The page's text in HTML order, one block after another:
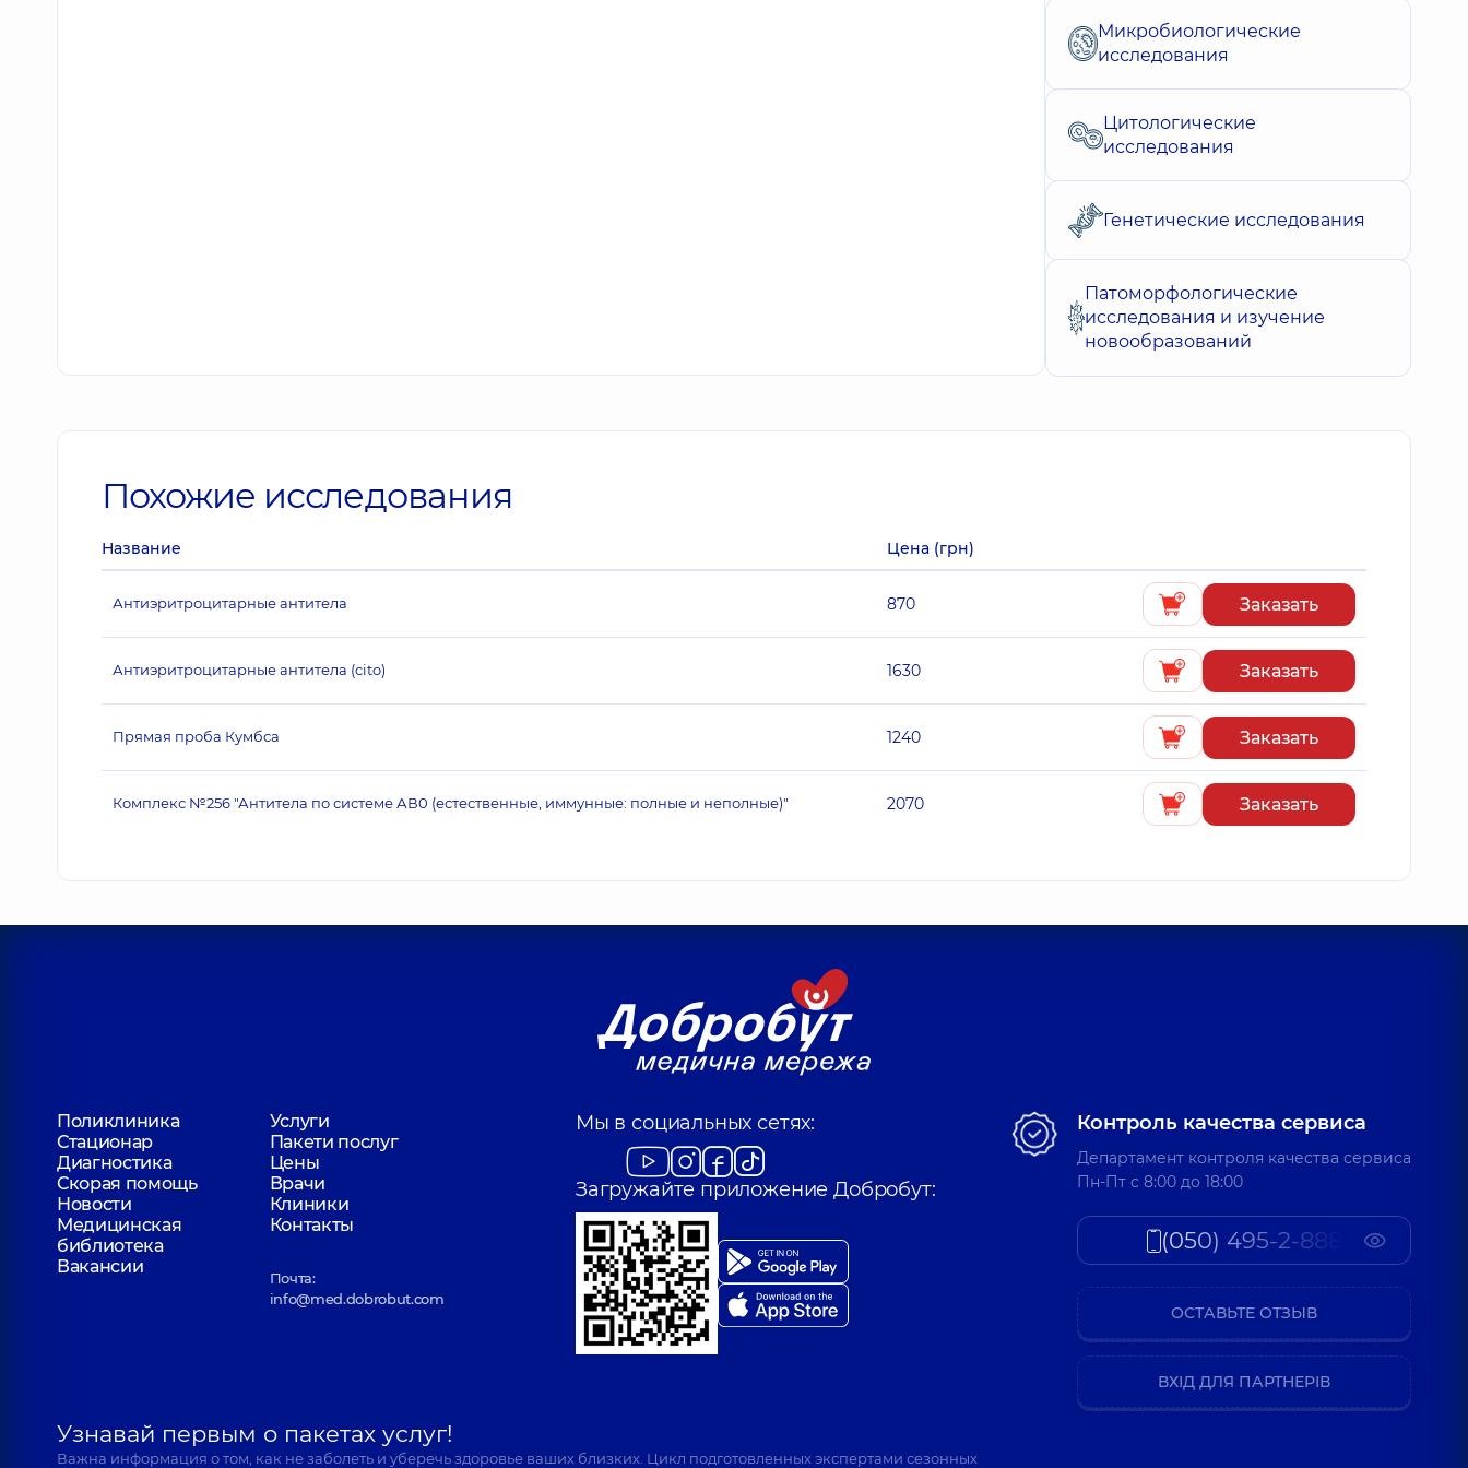
Микробиологические
исследования
Цитологические
исследования
Генетические исследования
Патоморфологические
исследования и изучение
новообразований
Похожие исследования
Название Цена (грн)
Антиэритроцитарные антитела 870 Заказать
Антиэритроцитарные антитела (cito) 1630 Заказать
Прямая проба Кумбса 1240 Заказать
Комплекс №256 "Антитела по системе АВ0 (естественные, иммунные: полные и неполные)" 2070 Заказать
Поликлиника
Услуги
Стационар
Пакети послуг
Диагностика
Цены
Скорая помощь
Врачи
Новости
Клиники
Медицинская
библиотека
Контакты
Вакансии
Почта:
info@med.dobrobut.com
Мы в социальных сетях:
Загружайте приложение Добробут:
Узнавай первым о пакетах услуг!
Важна информация о том, как не заболеть и уберечь здоровье ваших близких. Цикл подготовленных экспертами сезонных
Контроль качества сервиса
Департамент контроля качества сервиса
Пн-Пт c 8:00 до 18:00
(050) 495-2-888
ОСТАВЬТЕ ОТЗЫВ
ВХІД ДЛЯ ПАРТНЕРІВ